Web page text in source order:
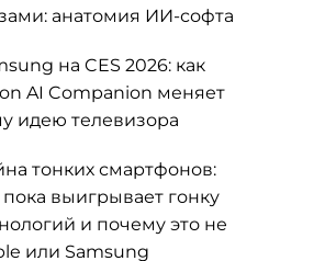
анатомия ИИ-софта
на CES 2026: как
AI Companion меняет
идею телевизора
тонких смартфонов:
пока выигрывает гонку
и почему это не
или Samsung